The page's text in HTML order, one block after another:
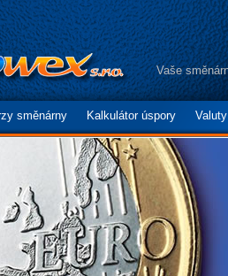
Vaše
směnárny Kalkulátor úspory